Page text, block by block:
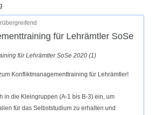
für Lehrämtler SoSe
für Lehrämtler SoSe 2020 (1)
Konfliktmanagementtraining für Lehrämtler!
in die Kleingruppen (A-1 bis B-3) ein, um
für das Selbststudium zu erhalten und